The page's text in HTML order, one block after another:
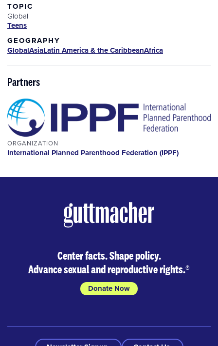
TOPIC
Global
Teens
GEOGRAPHY
GlobalAsiaLatin America & the CaribbeanAfrica
Partners
ORGANIZATION
International Planned Parenthood Federation (IPPF)
Center facts. Shape policy.
Advance sexual and reproductive rights.®
Donate Now